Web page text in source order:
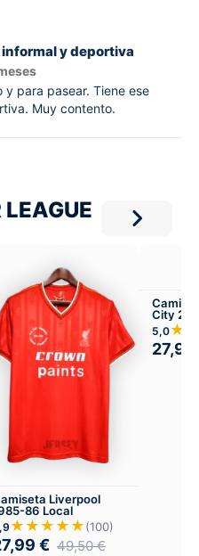
y deportiva
para pasear. Tiene ese
Muy contento.
LEAGUE
Liverpool
86 Local
★★★★★(100)
€ 49,50€
City
5,0
27,99